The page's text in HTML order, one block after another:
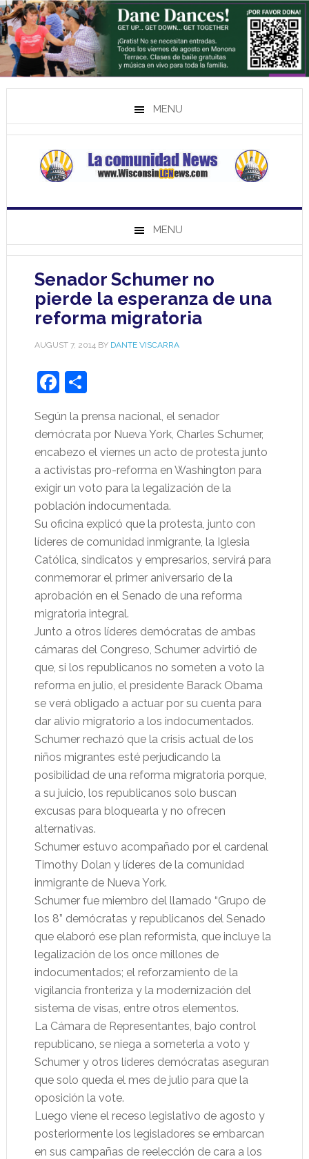
MENU
MENU
Senador Schumer no
pierde la esperanza de una
reforma migratoria
AUGUST 7, 2014BY DANTE VISCARRA
Facebook
Share
Según la prensa nacional, el senador
demócrata por Nueva York, Charles Schumer,
encabezo el viernes un acto de protesta junto
a activistas pro-reforma en Washington para
exigir un voto para la legalización de la
población indocumentada.
Su oficina explicó que la protesta, junto con
líderes de comunidad inmigrante, la Iglesia
Católica, sindicatos y empresarios, servirá para
conmemorar el primer aniversario de la
aprobación en el Senado de una reforma
migratoria integral.
Junto a otros líderes demócratas de ambas
cámaras del Congreso, Schumer advirtió de
que, si los republicanos no someten a voto la
reforma en julio, el presidente Barack Obama
se verá obligado a actuar por su cuenta para
dar alivio migratorio a los indocumentados.
Schumer rechazó que la crisis actual de los
niños migrantes esté perjudicando la
posibilidad de una reforma migratoria porque,
a su juicio, los republicanos solo buscan
excusas para bloquearla y no ofrecen
alternativas.
Schumer estuvo acompañado por el cardenal
Timothy Dolan y líderes de la comunidad
inmigrante de Nueva York.
Schumer fue miembro del llamado “Grupo de
los 8” demócratas y republicanos del Senado
que elaboró ese plan reformista, que incluye la
legalización de los once millones de
indocumentados; el reforzamiento de la
vigilancia fronteriza y la modernización del
sistema de visas, entre otros elementos.
La Cámara de Representantes, bajo control
republicano, se niega a someterla a voto y
Schumer y otros líderes demócratas aseguran
que solo queda el mes de julio para que la
oposición la vote.
Luego viene el receso legislativo de agosto y
posteriormente los legisladores se embarcan
en sus campañas de reelección de cara a los